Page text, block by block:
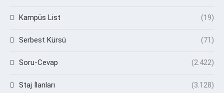
Kampüs List (19)
Serbest Kürsü (71)
Soru-Cevap (2.422)
Staj İlanları (3.128)